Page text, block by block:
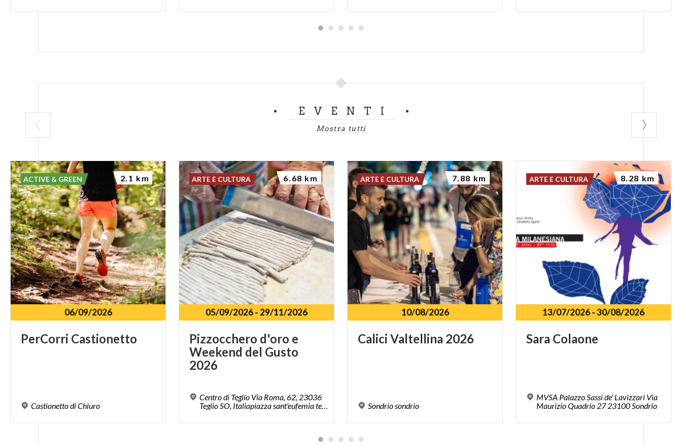
EVENTI
Mostra tutti
06/09/2026
PerCorri Castionetto
CastionettodiChiuro
ACTIVE & GREEN 2.1 km
05/09/2026- 29/11/2026
Pizzocchero d'oro e
Weekend del Gusto
2026
Centro di Teglio Via Roma, 62, 23036
Teglio SO, Italiapiazza sant'eufemia teglio
ARTE E CULTURA 6.68 km
10/08/2026
Calici Valtellina 2026
Sondriosondrio
ARTE E CULTURA 7.88 km
13/07/2026-30/08/2026
Sara Colaone
MVSA Palazzo Sassi de' Lavizzari Via
Maurizio Quadrio 27 23100 Sondrio
ARTE E CULTURA 8.28 km